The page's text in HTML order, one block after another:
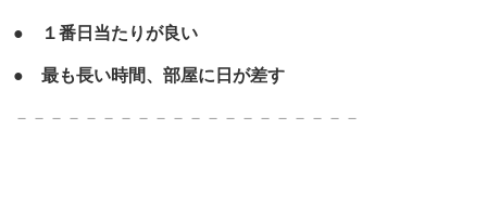
● １番日当たりが良い
● 最も長い時間、部屋に日が差す
－－－－－－－－－－－－－－－－－－－－